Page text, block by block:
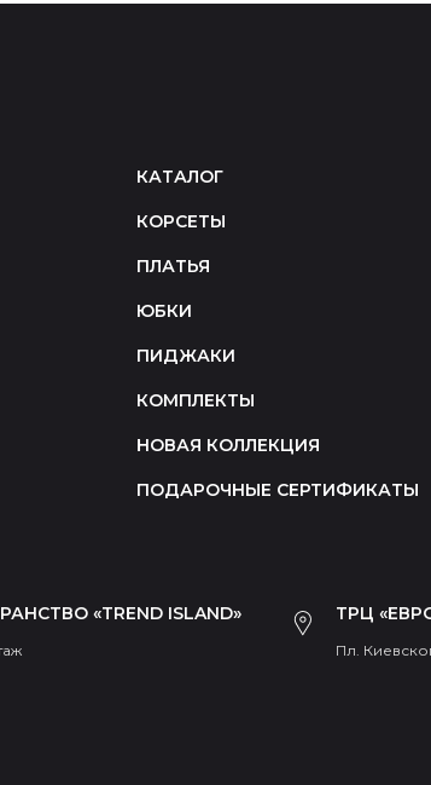
КАТАЛОГ
КОРСЕТЫ
ПЛАТЬЯ
ЮБКИ
ПИДЖАКИ
КОМПЛЕКТЫ
НОВАЯ КОЛЛЕКЦИЯ
ПОДАРОЧНЫЕ СЕРТИФИКАТЫ
ТРЦ
Пл.
«TREND ISLAND»